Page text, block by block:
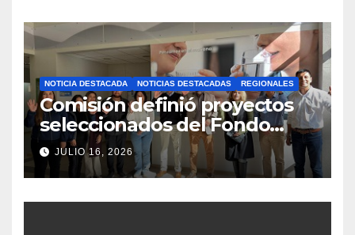
NOTICIA DESTACADA NOTICIAS DESTACADAS REGIONALES
Comisión definió proyectos
seleccionados del Fondo
Concursable 2026 de Nueva
Atacama
JULIO 16, 2026